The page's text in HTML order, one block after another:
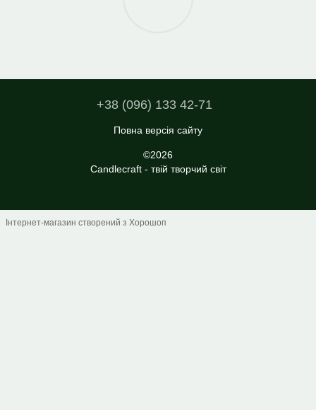
+38 (096) 133 42-71
Повна версія сайту
©2026
Candlecraft - твій творчий світ
Інтернет-магазин створений з Хорошоп